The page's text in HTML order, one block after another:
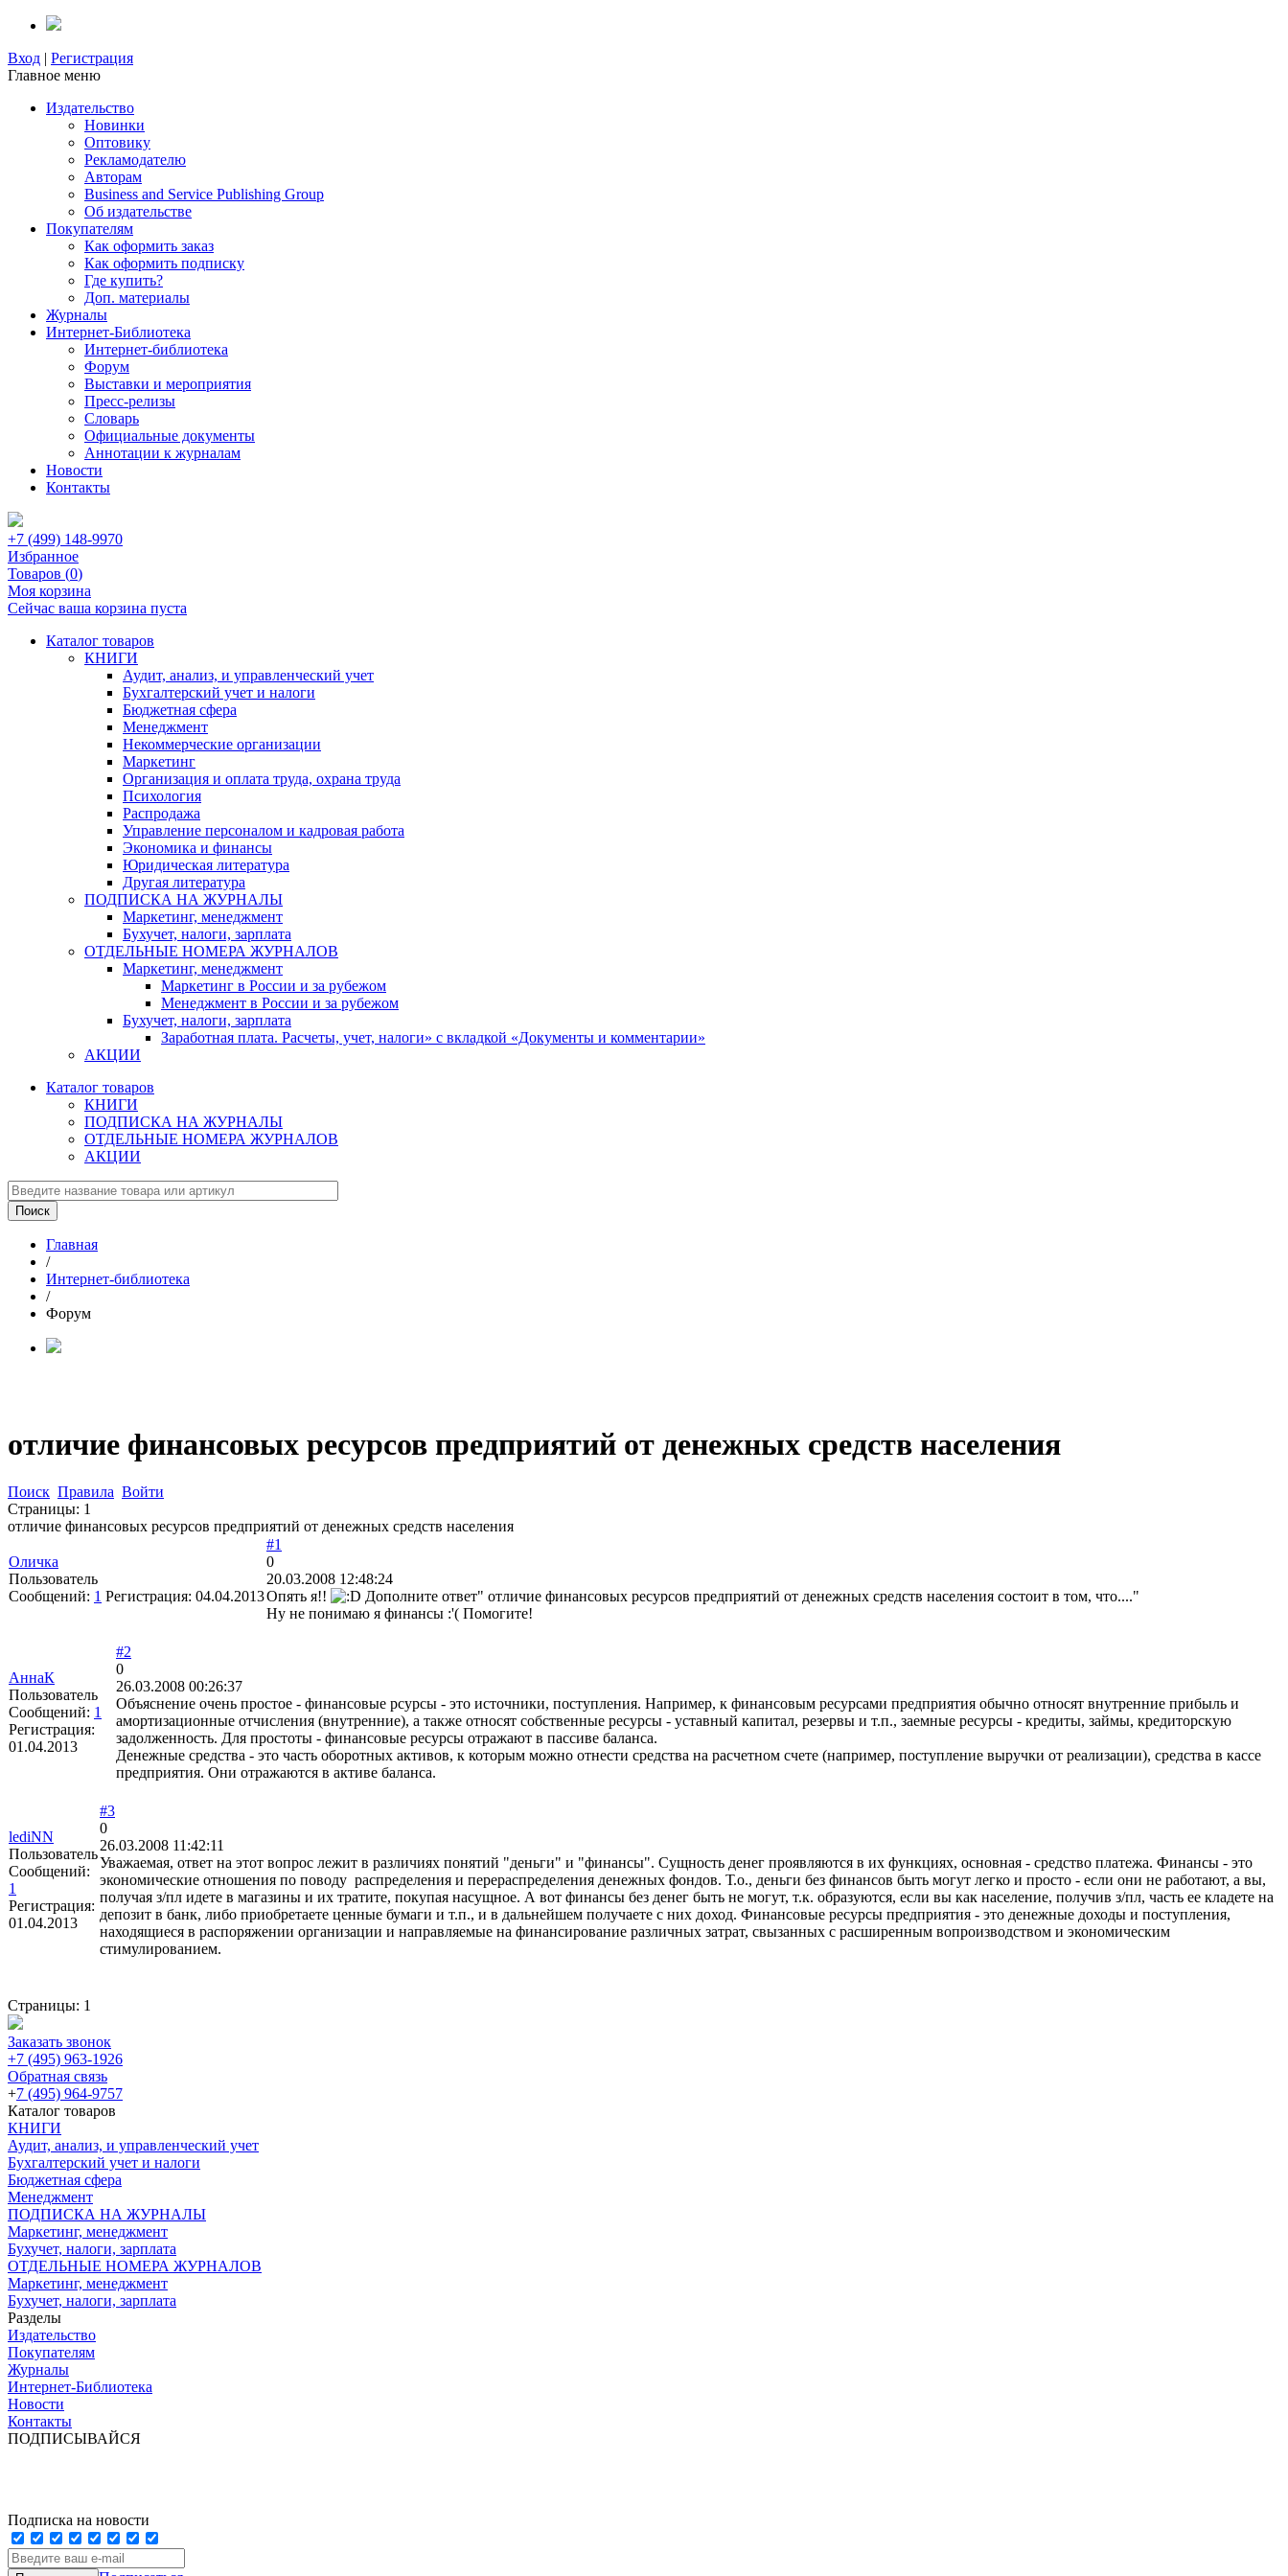
Вход | Регистрация
Главное меню
Издательство
Новинки
Оптовику
Рекламодателю
Авторам
Business and Service Publishing Group
Об издательстве
Покупателям
Как оформить заказ
Как оформить подписку
Где купить?
Доп. материалы
Журналы
Интернет-Библиотека
Интернет-библиотека
Форум
Выставки и мероприятия
Пресс-релизы
Словарь
Официальные документы
Аннотации к журналам
Новости
Контакты
+7 (499) 148-9970
Избранное
Товаров (0)
Моя корзина
Сейчас ваша корзина пуста
Каталог товаров
КНИГИ
Аудит, анализ, и управленческий учет
Бухгалтерский учет и налоги
Бюджетная сфера
Менеджмент
Некоммерческие организации
Маркетинг
Организация и оплата труда, охрана труда
Психология
Распродажа
Управление персоналом и кадровая работа
Экономика и финансы
Юридическая литература
Другая литература
ПОДПИСКА НА ЖУРНАЛЫ
Маркетинг, менеджмент
Бухучет, налоги, зарплата
ОТДЕЛЬНЫЕ НОМЕРА ЖУРНАЛОВ
Маркетинг, менеджмент
Маркетинг в России и за рубежом
Менеджмент в России и за рубежом
Бухучет, налоги, зарплата
Заработная плата. Расчеты, учет, налоги» с вкладкой «Документы и комментарии»
АКЦИИ
Каталог товаров
КНИГИ
ПОДПИСКА НА ЖУРНАЛЫ
ОТДЕЛЬНЫЕ НОМЕРА ЖУРНАЛОВ
АКЦИИ
Главная
/
Интернет-библиотека
/
Форум
отличие финансовых ресурсов предприятий от денежных средств населения
Поиск Правила Войти
Страницы: 1
отличие финансовых ресурсов предприятий от денежных средств населения
Оличка
Пользователь
Сообщений: 1 Регистрация: 04.04.2013
#1
0
20.03.2008 12:48:24
Опять я!!
Дополните ответ" отличие финансовых ресурсов предприятий от денежных средств населения состоит в том, что...."
Ну не понимаю я финансы :'( Помогите!
АннаК
Пользователь
Сообщений: 1
Регистрация:
01.04.2013
#2
0
26.03.2008 00:26:37
Объяснение очень простое - финансовые рсурсы - это источники, поступления. Например, к финансовым ресурсами предприятия обычно относят внутренние прибыль и
амортизационные отчисления (внутренние), а также относят собственные ресурсы - уставный капитал, резервы и т.п., заемные ресурсы - кредиты, займы, кредиторскую
задолженность. Для простоты - финансовые ресурсы отражают в пассиве баланса.
Денежные средства - это часть оборотных активов, к которым можно отнести средства на расчетном счете (например, поступление выручки от реализации), средства в кассе
предприятия. Они отражаются в активе баланса.
lediNN
Пользователь
Сообщений:
1
Регистрация:
01.04.2013
#3
0
26.03.2008 11:42:11
Уважаемая, ответ на этот вопрос лежит в различиях понятий "деньги" и "финансы". Сущность денег проявляются в их функциях, основная - средство платежа. Финансы - это
экономические отношения по поводу распределения и перераспределения денежных фондов. Т.о., деньги без финансов быть могут легко и просто - если они не работают, а вы,
получая з/пл идете в магазины и их тратите, покупая насущное. А вот финансы без денег быть не могут, т.к. образуются, если вы как население, получив з/пл, часть ее кладете на
депозит в банк, либо приобретаете ценные бумаги и т.п., и в дальнейшем получаете с них доход. Финансовые ресурсы предприятия - это денежные доходы и поступления,
находящиеся в распоряжении организации и направляемые на финансирование различных затрат, свызанных с расширенным вопроизводством и экономическим
стимулированием.
Страницы: 1
Заказать звонок
+7 (495) 963-1926
Обратная связь
+7 (495) 964-9757
Каталог товаров
КНИГИ
Аудит, анализ, и управленческий учет
Бухгалтерский учет и налоги
Бюджетная сфера
Менеджмент
ПОДПИСКА НА ЖУРНАЛЫ
Маркетинг, менеджмент
Бухучет, налоги, зарплата
ОТДЕЛЬНЫЕ НОМЕРА ЖУРНАЛОВ
Маркетинг, менеджмент
Бухучет, налоги, зарплата
Разделы
Издательство
Покупателям
Журналы
Интернет-Библиотека
Новости
Контакты
ПОДПИСЫВАЙСЯ
Подписка на новости